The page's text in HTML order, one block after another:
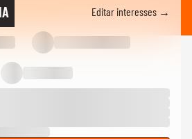
Editar interesses →